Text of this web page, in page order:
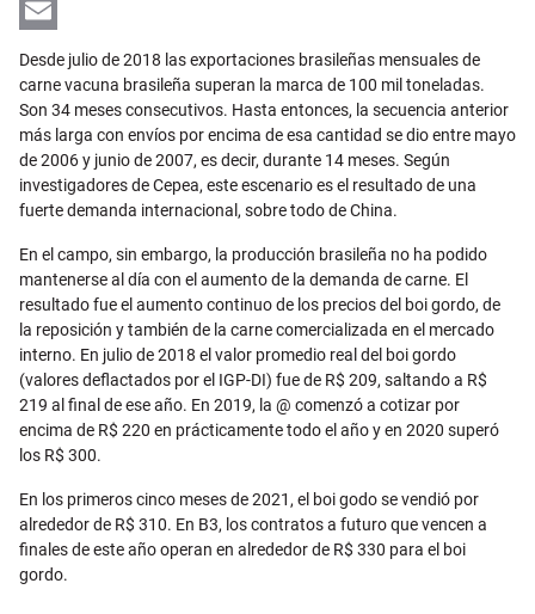
LinkedIn
Email
Desde julio de 2018 las exportaciones brasileñas mensuales de
carne vacuna brasileña superan la marca de 100 mil toneladas.
Son 34 meses consecutivos. Hasta entonces, la secuencia anterior
más larga con envíos por encima de esa cantidad se dio entre mayo
de 2006 y junio de 2007, es decir, durante 14 meses. Según
investigadores de Cepea, este escenario es el resultado de una
fuerte demanda internacional, sobre todo de China.
En el campo, sin embargo, la producción brasileña no ha podido
mantenerse al día con el aumento de la demanda de carne. El
resultado fue el aumento continuo de los precios del boi gordo, de
la reposición y también de la carne comercializada en el mercado
interno. En julio de 2018 el valor promedio real del boi gordo
(valores deflactados por el IGP-DI) fue de R$ 209, saltando a R$
219 al final de ese año. En 2019, la @ comenzó a cotizar por
encima de R$ 220 en prácticamente todo el año y en 2020 superó
los R$ 300.
En los primeros cinco meses de 2021, el boi godo se vendió por
alrededor de R$ 310. En B3, los contratos a futuro que vencen a
finales de este año operan en alrededor de R$ 330 para el boi
gordo.